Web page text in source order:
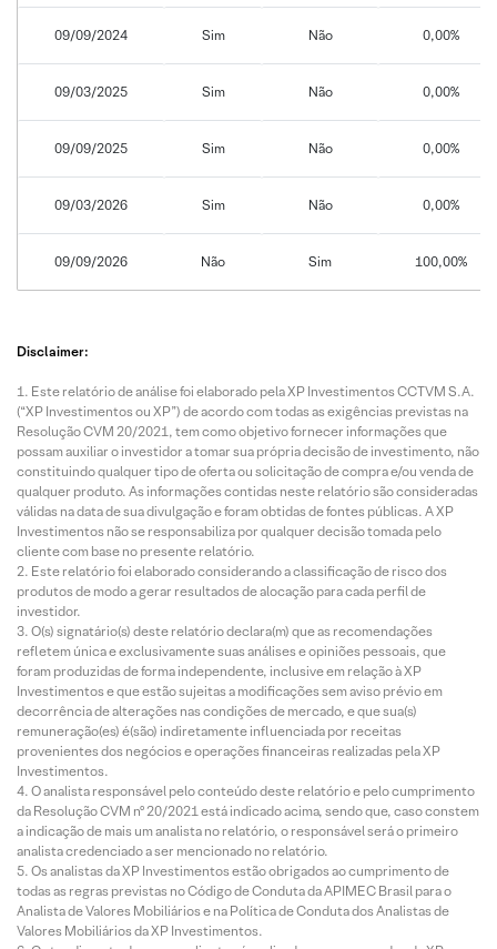
09/09/2024 Sim Não 0,00%
09/03/2025 Sim Não 0,00%
09/09/2025 Sim Não 0,00%
09/03/2026 Sim Não 0,00%
09/09/2026 Não Sim 100,00%
Disclaimer:
Este relatório de análise foi elaborado pela XP Investimentos CCTVM S.A.
(“XP Investimentos ou XP”) de acordo com todas as exigências previstas na
Resolução CVM 20/2021, tem como objetivo fornecer informações que
possam auxiliar o investidor a tomar sua própria decisão de investimento, não
constituindo qualquer tipo de oferta ou solicitação de compra e/ou venda de
qualquer produto. As informações contidas neste relatório são consideradas
válidas na data de sua divulgação e foram obtidas de fontes públicas. A XP
Investimentos não se responsabiliza por qualquer decisão tomada pelo
cliente com base no presente relatório.
Este relatório foi elaborado considerando a classificação de risco dos
produtos de modo a gerar resultados de alocação para cada perfil de
investidor.
O(s) signatário(s) deste relatório declara(m) que as recomendações
refletem única e exclusivamente suas análises e opiniões pessoais, que
foram produzidas de forma independente, inclusive em relação à XP
Investimentos e que estão sujeitas a modificações sem aviso prévio em
decorrência de alterações nas condições de mercado, e que sua(s)
remuneração(es) é(são) indiretamente influenciada por receitas
provenientes dos negócios e operações financeiras realizadas pela XP
Investimentos.
O analista responsável pelo conteúdo deste relatório e pelo cumprimento
da Resolução CVM nº 20/2021 está indicado acima, sendo que, caso constem
a indicação de mais um analista no relatório, o responsável será o primeiro
analista credenciado a ser mencionado no relatório.
Os analistas da XP Investimentos estão obrigados ao cumprimento de
todas as regras previstas no Código de Conduta da APIMEC Brasil para o
Analista de Valores Mobiliários e na Política de Conduta dos Analistas de
Valores Mobiliários da XP Investimentos.